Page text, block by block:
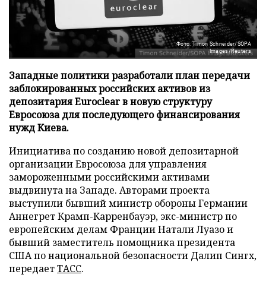
Фото: Timon Schneider/SOPA
Images/Reuters
Западные политики разработали план передачи
заблокированных российских активов из
депозитария Euroclear в новую структуру
Евросоюза для последующего финансирования
нужд Киева.
Инициатива по созданию новой депозитарной
организации Евросоюза для управления
замороженными российскими активами
выдвинута на Западе. Авторами проекта
выступили бывший министр обороны Германии
Аннегрет Крамп-Карренбауэр, экс-министр по
европейским делам Франции Натали Луазо и
бывший заместитель помощника президента
США по национальной безопасности Далип Сингх,
передаетТАСС.